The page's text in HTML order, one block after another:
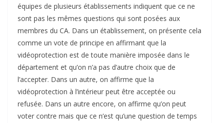
équipes de plusieurs établissements indiquent que ce ne
sont pas les mêmes questions qui sont posées aux
membres du CA. Dans un établissement, on présente cela
comme un vote de principe en affirmant que la
vidéoprotection est de toute manière imposée dans le
département et qu’on n’a pas d’autre choix que de
l’accepter. Dans un autre, on affirme que la
vidéoprotection à l’intérieur peut être acceptée ou
refusée. Dans un autre encore, on affirme qu’on peut
voter contre mais que ce n’est qu’une question de temps